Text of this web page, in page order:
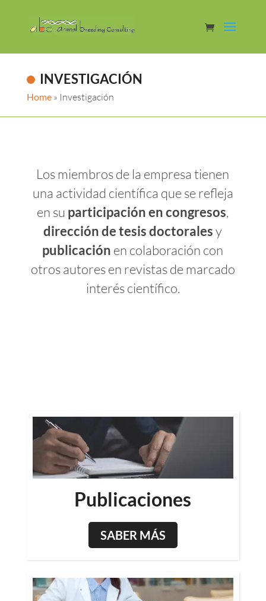
INVESTIGACIÓN
Home» Investigación
Los miembros de la empresa tienen
una actividad científica que se refleja
en su participación en congresos,
dirección de tesis doctoralesy
publicación en colaboración con
otros autores en revistas de marcado
interés científico.
Publicaciones
SABER MÁS